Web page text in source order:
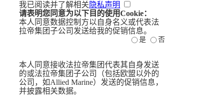
我已阅读并了解相关 隐私声明
请表明您同意为以下目的使用Cookie：
本人同意数据控制方以自身名义或代表法
拉帝集团子公司发送给我的促销信息。
是 否
本人同意接收法拉帝集团代表其自身发送
的或法拉帝集团子公司（包括欧盟以外的
公司，如Allied Marine）发送的促销信息，
并披露相关数据。